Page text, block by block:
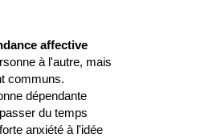
affective
à l'autre, mais
communs.
dépendante
du temps
anxiété à l'idée